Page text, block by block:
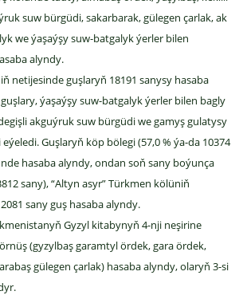
suw bürgüdi, sakarbarak, gülegen çarlak, ak
we ýaşaýşy suw-batgalyk ýerler bilen
alyndy.
netijesinde guşlaryň 18191 sanysy hasaba
ýaşaýşy suw-batgalyk ýerler bilen bagly
akguýruk suw bürgüdi we gamyş gulatysy
Guşlaryň köp bölegi (57,0 % ýa-da 10374
hasaba alyndy, ondan soň sany boýunça
sany), “Altyn asyr” Türkmen kölüniň
sany guş hasaba alyndy.
Gyzyl kitabynyň 4-nji neşirine
(gyzylbaş garamtyl ördek, gara ördek,
gülegen çarlak) hasaba alyndy, olaryň 3-si